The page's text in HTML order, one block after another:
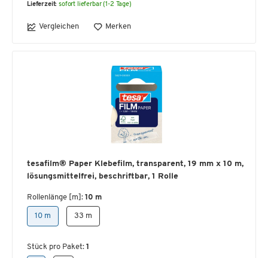
Lieferzeit: sofort lieferbar (1-2 Tage)
Vergleichen Merken
tesafilm® Paper Klebefilm, transparent, 19 mm x 10 m,
lösungsmittelfrei, beschriftbar, 1 Rolle
Rollenlänge [m]: 10 m
10 m 33 m
Stück pro Paket: 1